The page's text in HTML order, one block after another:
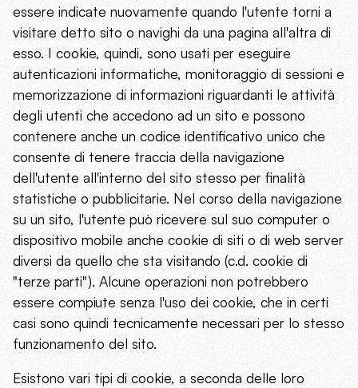
essere indicate nuovamente quando l'utente torni a
visitare detto sito o navighi da una pagina all'altra di
esso. I cookie, quindi, sono usati per eseguire
autenticazioni informatiche, monitoraggio di sessioni e
memorizzazione di informazioni riguardanti le attività
degli utenti che accedono ad un sito e possono
contenere anche un codice identificativo unico che
consente di tenere traccia della navigazione
dell'utente all'interno del sito stesso per finalità
statistiche o pubblicitarie. Nel corso della navigazione
su un sito, l'utente può ricevere sul suo computer o
dispositivo mobile anche cookie di siti o di web server
diversi da quello che sta visitando (c.d. cookie di
"terze parti"). Alcune operazioni non potrebbero
essere compiute senza l'uso dei cookie, che in certi
casi sono quindi tecnicamente necessari per lo stesso
funzionamento del sito.
Esistono vari tipi di cookie, a seconda delle loro